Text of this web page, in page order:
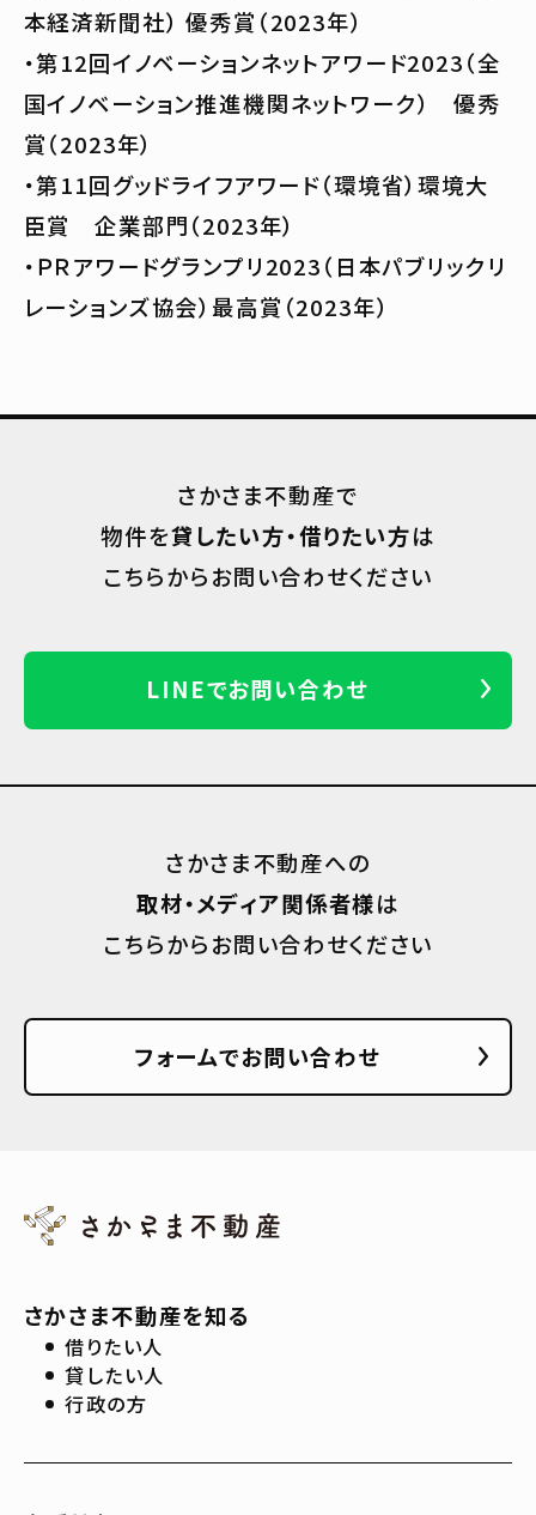
本経済新聞社） 優秀賞（2023年）
・第12回イノベーションネットアワード2023（全
国イノベーション推進機関ネットワーク） 優秀
賞（2023年）
・第11回グッドライフアワード（環境省）環境大
臣賞 企業部門（2023年）
・ＰＲアワードグランプリ2023（日本パブリックリ
レーションズ協会）最高賞（2023年）
さかさま不動産で
物件を貸したい方・借りたい方は
こちらからお問い合わせください
LINEでお問い合わせ
さかさま不動産への
取材・メディア関係者様は
こちらからお問い合わせください
フォームでお問い合わせ
さかさま不動産を知る
借りたい人
貸したい人
行政の方